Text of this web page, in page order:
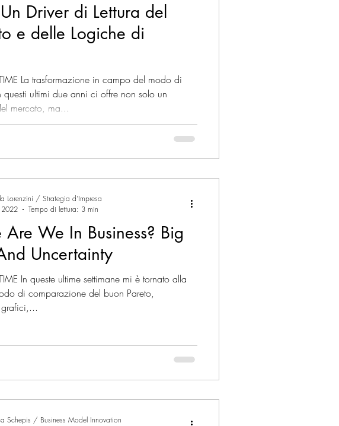
Driver di Lettura del
e delle Logiche di
La trasformazione in campo del modo di
questi ultimi due anni ci offre non solo un
mercato, ma...
We In Business? Big
Uncertainty
In queste ultime settimane mi è tornato alla
del buon Pareto,
Lorenzini / Strategia d'Impresa
2022
Tempo di lettura: 3 min
Schepis / Business Model Innovation